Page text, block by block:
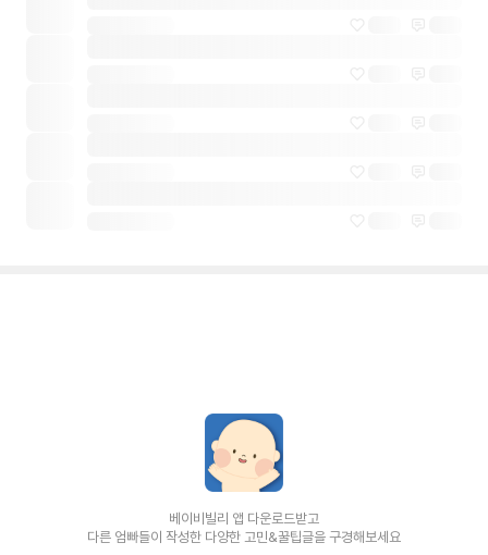
베이비빌리 앱 다운로드받고
다른 엄빠들이 작성한 다양한 고민&꿀팁글을 구경해보세요